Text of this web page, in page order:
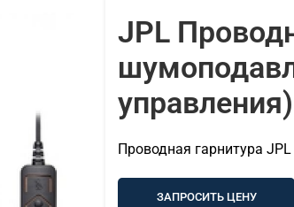
JPL
управления)
Проводная гарнитура
ЗАПРОСИТЬ ЦЕНУ